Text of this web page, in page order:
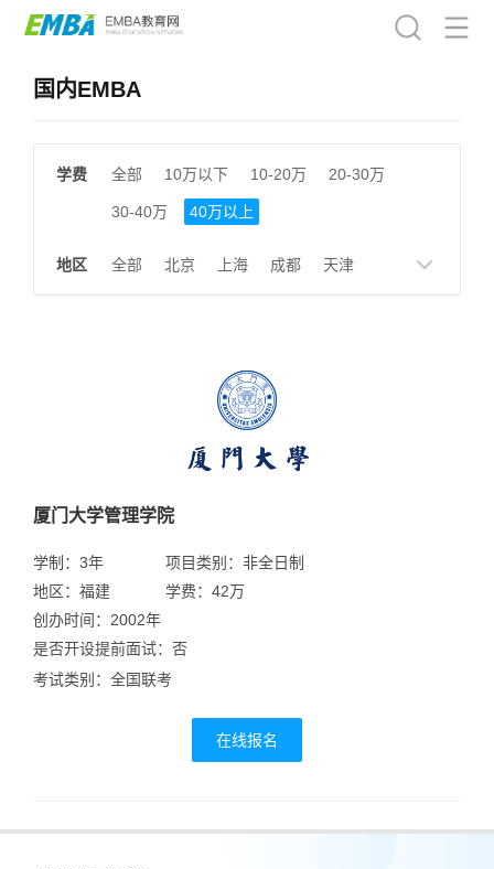
国内EMBA
学费 全部 10万以下 10-20万 20-30万
30-40万 40万以上
地区 全部 北京 上海 成都 天津
山东
广州
厦门大学管理学院
学制：3年
地区：福建
项目类别：非全日制
学费：42万
创办时间：2002年
是否开设提前面试：否
考试类别：全国联考
在线报名